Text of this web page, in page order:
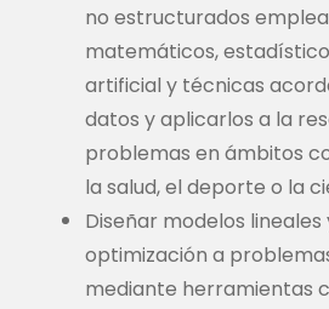
no estructurados
matemáticos,
artificial y técnicas
datos y aplicarlos a la
problemas en ámbitos
la salud, el deporte o la
Diseñar modelos
optimización a
mediante herramientas